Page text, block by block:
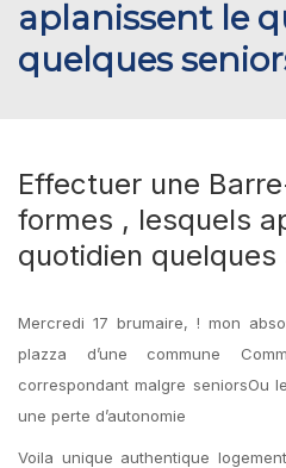
aplanissent le
quelques
Effectuer une
formes , lesquels
quotidien quelques
Mercredi 17 brumaire, ! mon
plazza d’une commune
correspondant malgre seniorsOu
une perte d’autonomie
Voila unique authentique